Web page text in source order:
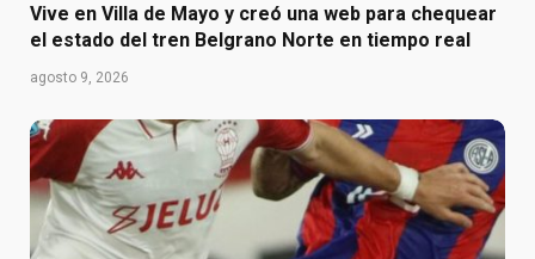
Vive en Villa de Mayo y creó una web para chequear
el estado del tren Belgrano Norte en tiempo real
agosto 9, 2026